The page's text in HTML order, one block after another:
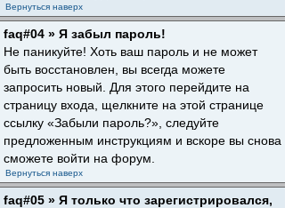
Вернуться наверх
faq#04 » Я забыл пароль!
Не паникуйте! Хоть ваш пароль и не может
быть восстановлен, вы всегда можете
запросить новый. Для этого перейдите на
страницу входа, щелкните на этой странице
ссылку «Забыли пароль?», следуйте
предложенным инструкциям и вскоре вы снова
сможете войти на форум.
Вернуться наверх
faq#05 » Я только что зарегистрировался,